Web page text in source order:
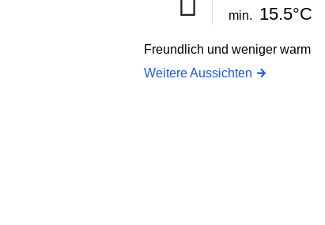
min. 15.5°C
Freundlich und weniger warm
Weitere Aussichten